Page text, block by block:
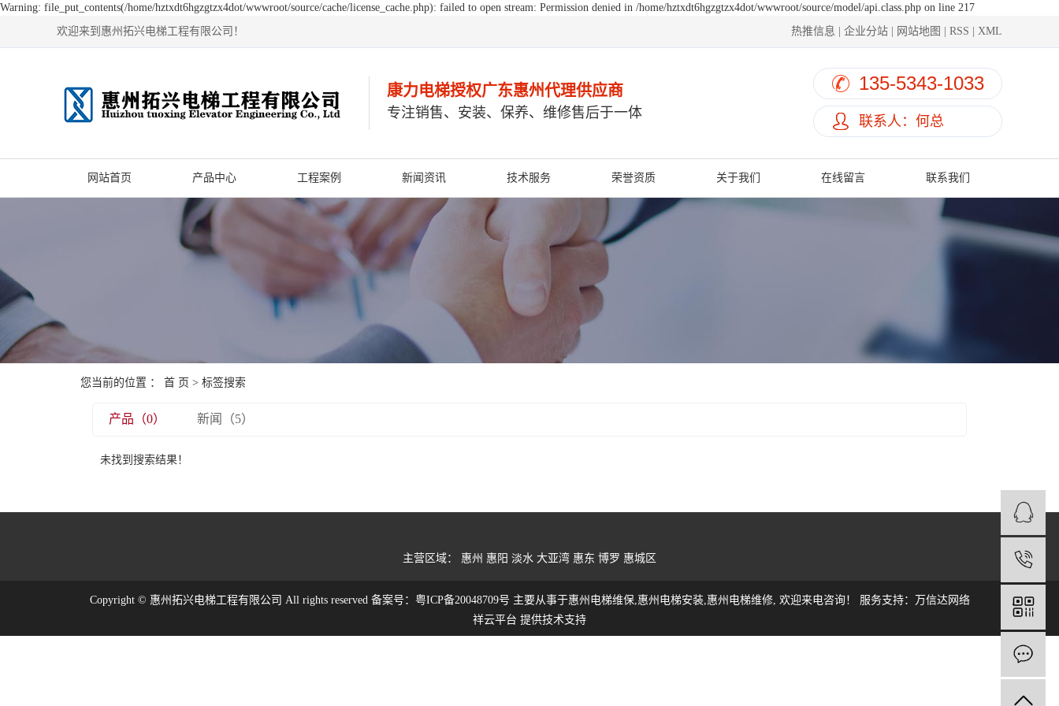
Warning: file_put_contents(/home/hztxdt6hgzgtzx4dot/wwwroot/source/cache/license_cache.php): failed to open stream: Permission denied in /home/hztxdt6hgzgtzx4dot/wwwroot/source/model/api.class.php on line 217
欢迎来到惠州拓兴电梯工程有限公司！
热推信息 企业分站 网站地图 RSS XML
康力电梯授权广东惠州代理供应商
专注销售、安装、保养、维修售后于一体
135-5343-1033
联系人：何总
网站首页 产品中心 工程案例 新闻资讯 技术服务 荣誉资质 关于我们 在线留言 联系我们
您当前的位置 ： 首 页 > 标签搜索
产品（0） 新闻（5）
未找到搜索结果！
主营区域： 惠州 惠阳 淡水 大亚湾 惠东 博罗 惠城区
Copyright © 惠州拓兴电梯工程有限公司 All rights reserved 备案号： 粤ICP备20048709号 主要从事于惠州电梯维保, 惠州电梯安装, 惠州电梯维修, 欢迎来电咨询！ 服务支持： 万信达网络
祥云平台 提供技术支持